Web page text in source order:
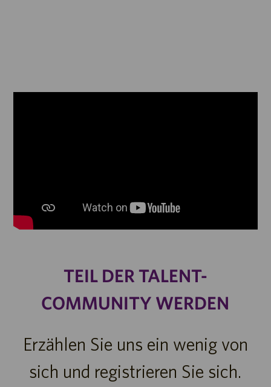
TEIL DER TALENT-
COMMUNITY WERDEN
Erzählen Sie uns ein wenig von
sich und registrieren Sie sich.